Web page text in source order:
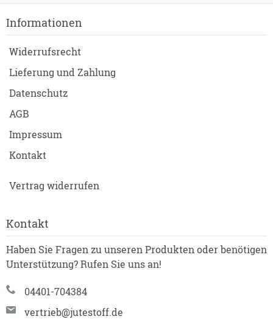
Informationen
Widerrufsrecht
Lieferung und Zahlung
Datenschutz
AGB
Impressum
Kontakt
Vertrag widerrufen
Kontakt
Haben Sie Fragen zu unseren Produkten oder benötigen
Unterstützung? Rufen Sie uns an!
04401-704384
vertrieb@jutestoff.de